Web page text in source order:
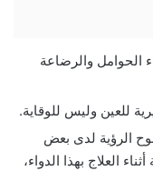
الحوامل والرضاعة
للعين وليس للوقاية.
الرؤية لدى بعض
العلاج بهذا الدواء،